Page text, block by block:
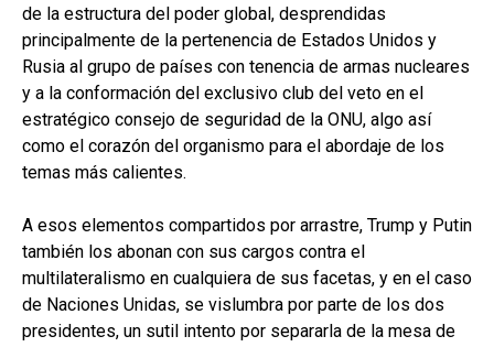
de la estructura del poder global, desprendidas
principalmente de la pertenencia de Estados Unidos y
Rusia al grupo de países con tenencia de armas nucleares
y a la conformación del exclusivo club del veto en el
estratégico consejo de seguridad de la ONU, algo así
como el corazón del organismo para el abordaje de los
temas más calientes.
A esos elementos compartidos por arrastre, Trump y Putin
también los abonan con sus cargos contra el
multilateralismo en cualquiera de sus facetas, y en el caso
de Naciones Unidas, se vislumbra por parte de los dos
presidentes, un sutil intento por separarla de la mesa de